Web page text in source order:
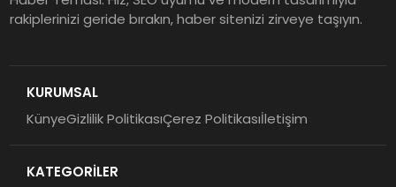
rakiplerinizi geride bırakın, haber sitenizi zirveye taşıyın.
KURUMSAL
KünyeGizlilik PolitikasıÇerez Politikasıİletişim
KATEGORİLER